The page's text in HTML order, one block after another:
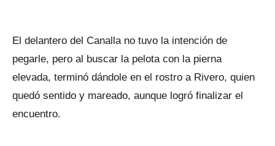
El delantero del Canalla no tuvo la intención de
pegarle, pero al buscar la pelota con la pierna
elevada, terminó dándole en el rostro a Rivero, quien
quedó sentido y mareado, aunque logró finalizar el
encuentro.